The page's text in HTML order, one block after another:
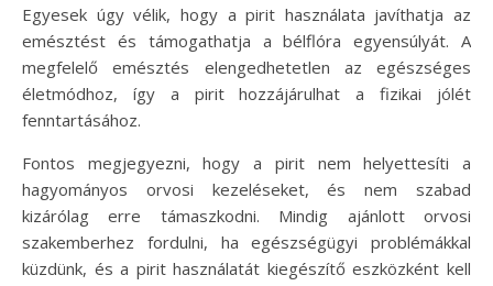
Egyesek úgy vélik, hogy a pirit használata javíthatja az
emésztést és támogathatja a bélflóra egyensúlyát. A
megfelelő emésztés elengedhetetlen az egészséges
életmódhoz, így a pirit hozzájárulhat a fizikai jólét
fenntartásához.
Fontos megjegyezni, hogy a pirit nem helyettesíti a
hagyományos orvosi kezeléseket, és nem szabad
kizárólag erre támaszkodni. Mindig ajánlott orvosi
szakemberhez fordulni, ha egészségügyi problémákkal
küzdünk, és a pirit használatát kiegészítő eszközként kell